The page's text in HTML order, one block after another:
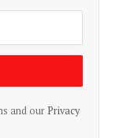
and our Privacy